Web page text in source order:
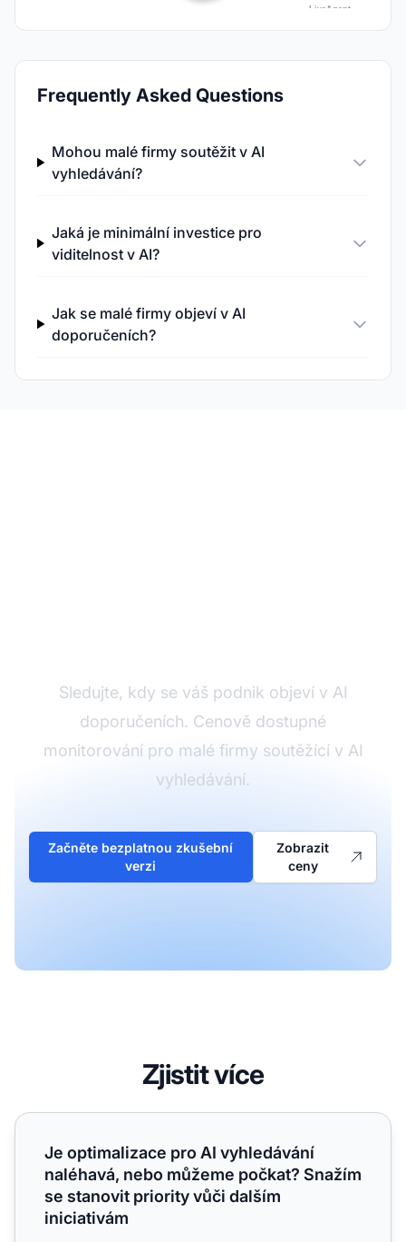
Frequently Asked Questions
Mohou malé firmy soutěžit v AI
vyhledávání?
Jaká je minimální investice pro
viditelnost v AI?
Jak se malé firmy objeví v AI
doporučeních?
Sledujte, kdy se váš podnik objeví v AI
doporučeních. Cenově dostupné
monitorování pro malé firmy soutěžící v AI
vyhledávání.
Začněte bezplatnou zkušební
verzi
Zobrazit
ceny
Zjistit více
Je optimalizace pro AI vyhledávání naléhavá, nebo
Je optimalizace pro AI vyhledávání
naléhavá, nebo můžeme počkat? Snažím
se stanovit priority vůči dalším
iniciativám